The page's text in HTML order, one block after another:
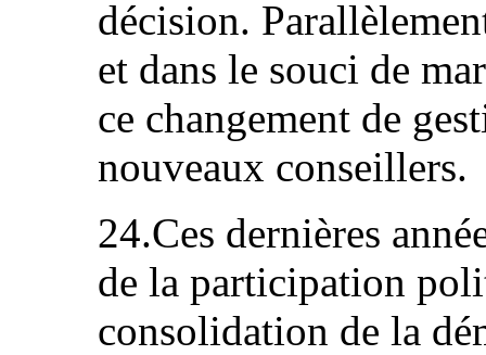
décision.
et dans le souci de
ce changement de
nouveaux conseillers.
24.Ces dernières
de la participation
consolidation de la